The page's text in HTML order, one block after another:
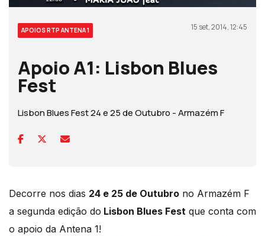
APOIOS RTP ANTENA 1 15 set, 2014, 12:45
Apoio A1: Lisbon Blues
Fest
Lisbon Blues Fest 24 e 25 de Outubro - Armazém F
Decorre nos dias 24 e 25 de Outubro no Armazém F
a segunda edição do Lisbon Blues Fest que conta com
o apoio da Antena 1!